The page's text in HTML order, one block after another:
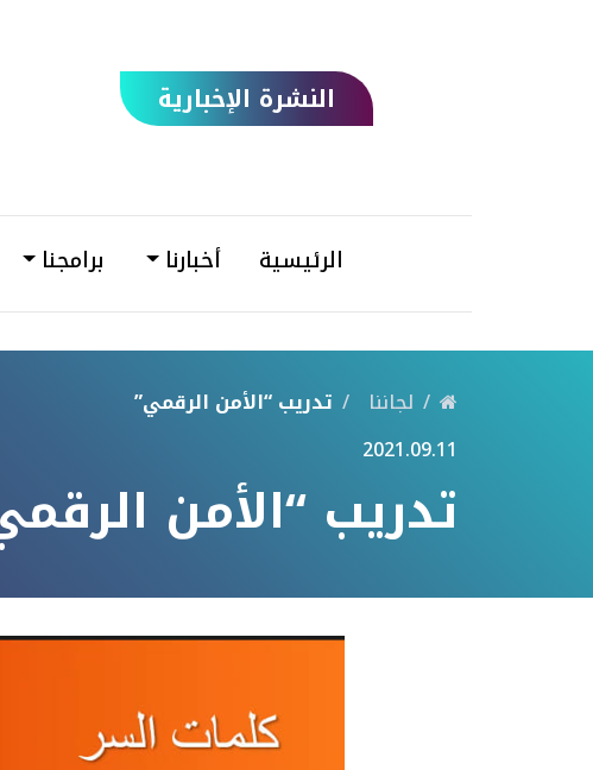
النشرة الإخبارية
الرئيسية أخبارنا برامجنا
لجاننا
تدريب “الأمن الرقمي”
2021.09.11
تدريب “الأمن